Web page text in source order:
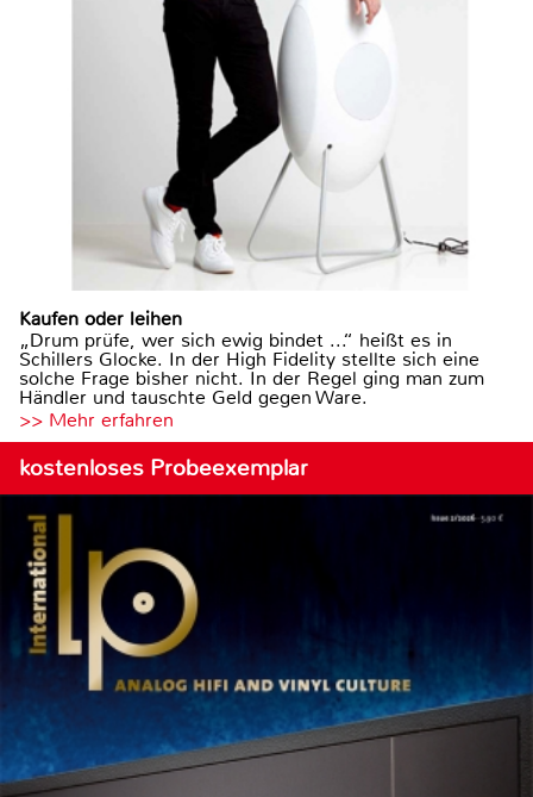
Kaufen oder leihen
„Drum prüfe, wer sich ewig bindet ...“ heißt es in
Schillers Glocke. In der High Fidelity stellte sich eine
solche Frage bisher nicht. In der Regel ging man zum
Händler und tauschte Geld gegen Ware.
>> Mehr erfahren
kostenloses Probeexemplar